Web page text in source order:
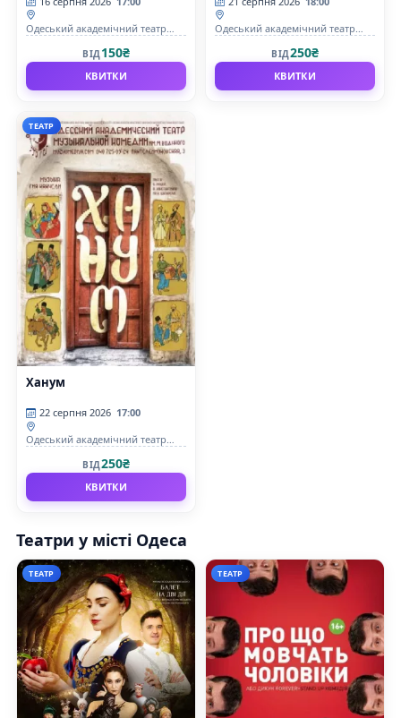
Одеський академічний театр
ВІД150₴
КВИТКИ
Одеський академічний театр
ВІД250₴
КВИТКИ
ТЕАТР
Ханум
22 серпня 2026 17:00
Одеський академічний театр
ВІД250₴
КВИТКИ
Театри у місті Одеса
ТЕАТР ТЕАТР